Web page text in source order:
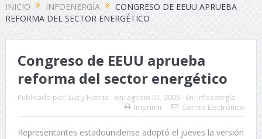
INICIO INFOENERGÍA
CONGRESO DE EEUU APRUEBA
REFORMA DEL SECTOR ENERGÉTICO
Congreso de EEUU aprueba
reforma del sector energético
Publicado por: Luz y Fuerza on: agosto 01, 2005 En: Infoenergía
Imprimir
Correo Electrónico
Representantes estadounidense adoptó el jueves la versión